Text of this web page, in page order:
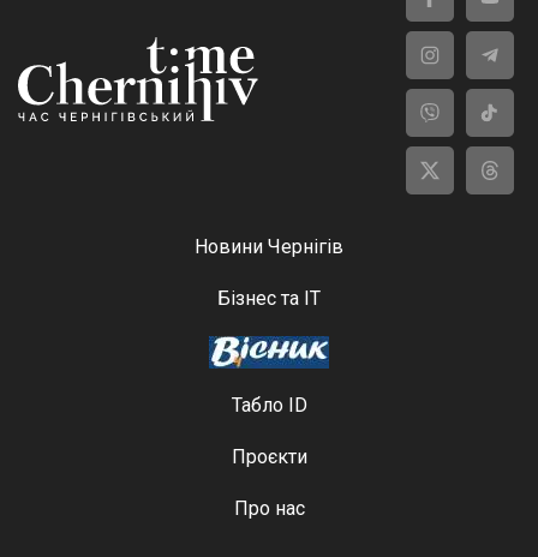
Новини Чернігів
Бізнес та ІТ
Табло ID
Проєкти
Про нас